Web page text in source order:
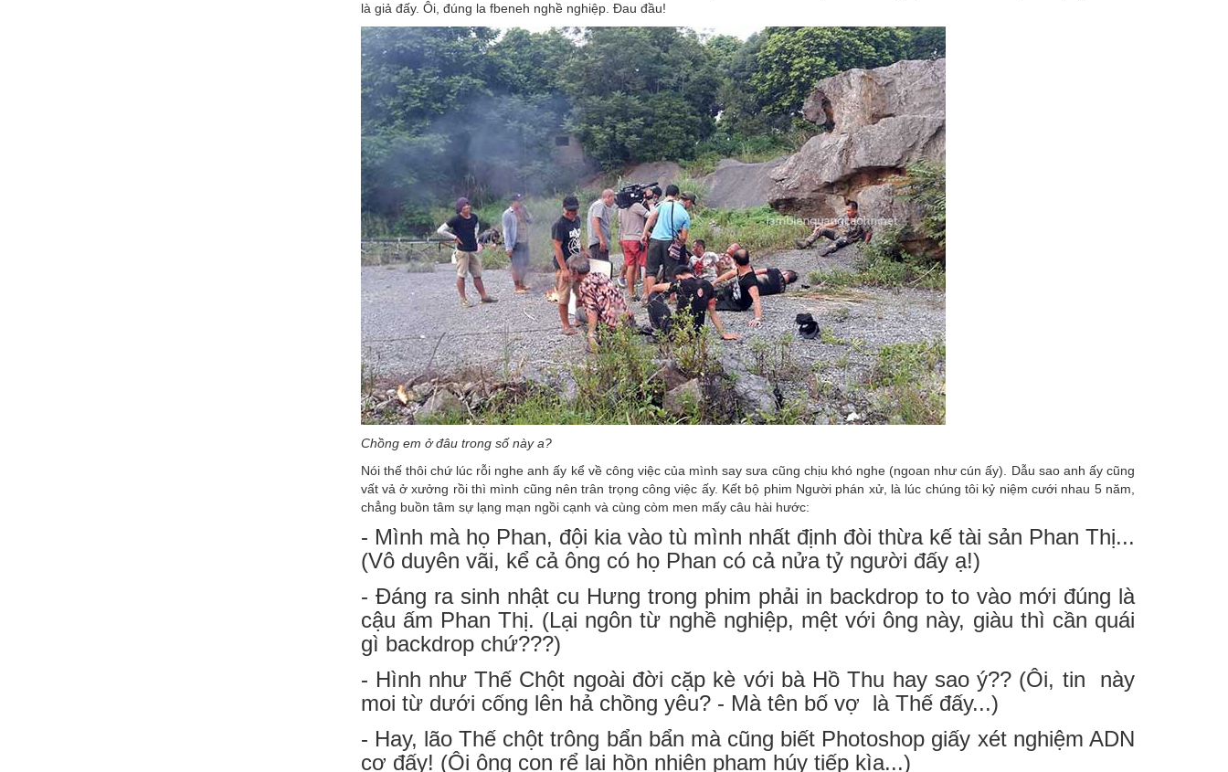
là giả đấy. Ôi, đúng la fbeneh nghề nghiệp. Đau đầu!
Chồng em ở đâu trong số này a?
Nói thế thôi chứ lúc rỗi nghe anh ấy kể về công việc của mình say sưa cũng chịu khó nghe (ngoan như cún ấy). Dẫu sao anh ấy cũng
vất vả ở xưởng rồi thì mình cũng nên trân trọng công việc ấy. Kết bộ phim Người phán xử, là lúc chúng tôi kỷ niệm cưới nhau 5 năm,
chẳng buồn tâm sự lạng mạn ngồi cạnh và cùng còm men mấy câu hài hước:
- Mình mà họ Phan, đội kia vào tù mình nhất định đòi thừa kế tài sản Phan Thị...
(Vô duyên vãi, kể cả ông có họ Phan có cả nửa tỷ người đấy ạ!)
- Đáng ra sinh nhật cu Hưng trong phim phải in backdrop to to vào mới đúng là
cậu ấm Phan Thị. (Lại ngôn từ nghề nghiệp, mệt với ông này, giàu thì cần quái
gì backdrop chứ???)
- Hình như Thế Chột ngoài đời cặp kè với bà Hồ Thu hay sao ý?? (Ôi, tin này
moi từ dưới cống lên hả chồng yêu? - Mà tên bố vợ là Thế đấy...)
- Hay, lão Thế chột trông bẩn bẩn mà cũng biết Photoshop giấy xét nghiệm ADN
cơ đấy! (Ôi ông con rể lại hồn nhiên phạm húy tiếp kìa...)